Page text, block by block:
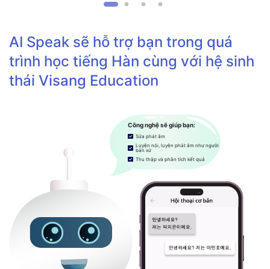
AI Speak sẽ hỗ trợ bạn trong quá
trình học tiếng Hàn cùng với hệ sinh
thái Visang Education
Công nghệ sẽ giúp bạn:
Sửa phát âm
Luyện nói, luyện phát âm như người
bản xứ
Thu thập và phân tích kết quả